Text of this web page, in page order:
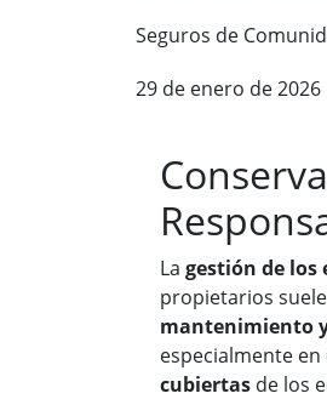
Seguros de
29 de enero de 2026
La gestión de los
propietarios
mantenimiento
especialmente en
cubiertas de los